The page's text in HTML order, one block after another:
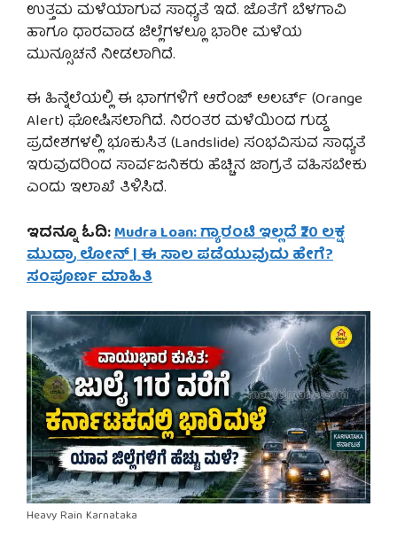
ಉತ್ತಮ ಮಳೆಯಾಗುವ ಸಾಧ್ಯತೆ ಇದೆ. ಜೊತೆಗೆ ಬೆಳಗಾವಿ
ಹಾಗೂ ಧಾರವಾಡ ಜಿಲ್ಲೆಗಳಲ್ಲೂ ಭಾರೀ ಮಳೆಯ
ಮುನ್ಸೂಚನೆ ನೀಡಲಾಗಿದೆ.
ಈ ಹಿನ್ನೆಲೆಯಲ್ಲಿ ಈ ಭಾಗಗಳಿಗೆ ಆರೆಂಜ್ ಅಲರ್ಟ್ (Orange
Alert) ಘೋಷಿಸಲಾಗಿದೆ. ನಿರಂತರ ಮಳೆಯಿಂದ ಗುಡ್ಡ
ಪ್ರದೇಶಗಳಲ್ಲಿ ಭೂಕುಸಿತ (Landslide) ಸಂಭವಿಸುವ ಸಾಧ್ಯತೆ
ಇರುವುದರಿಂದ ಸಾರ್ವಜನಿಕರು ಹೆಚ್ಚಿನ ಜಾಗ್ರತೆ ವಹಿಸಬೇಕು
ಎಂದು ಇಲಾಖೆ ತಿಳಿಸಿದೆ.
ಇದನ್ನೂ ಓದಿ:Mudra Loan: ಗ್ಯಾರಂಟಿ ಇಲ್ಲದೆ ₹20 ಲಕ್ಷ
ಮುದ್ರಾ ಲೋನ್ | ಈ ಸಾಲ ಪಡೆಯುವುದು ಹೇಗೆ?
ಸಂಪೂರ್ಣ ಮಾಹಿತಿ
Heavy Rain Karnataka